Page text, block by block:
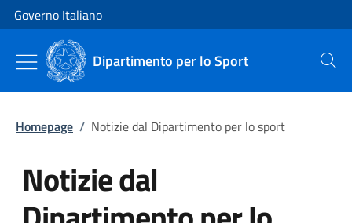
Vai al contenuto
Vai alla navigazione del sito
Governo Italiano
Dipartimento per lo Sport Cerca
Homepage / Notizie dal Dipartimento per lo sport
Notizie dal